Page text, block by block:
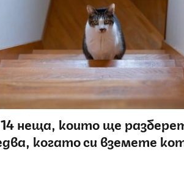
14 неща, които ще
когато си вземете